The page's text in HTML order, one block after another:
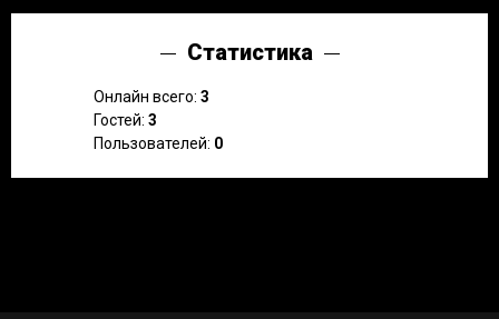
Статистика
Онлайн всего: 3
Гостей: 3
Пользователей: 0